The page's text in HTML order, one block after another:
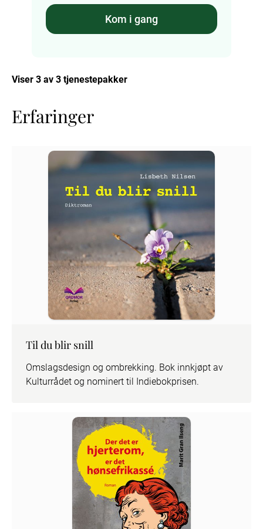
Kom i gang
Viser 3 av 3 tjenestepakker
Erfaringer
Til du blir snill
Omslagsdesign og ombrekking. Bok innkjøpt av
Kulturrådet og nominert til Indiebokprisen.